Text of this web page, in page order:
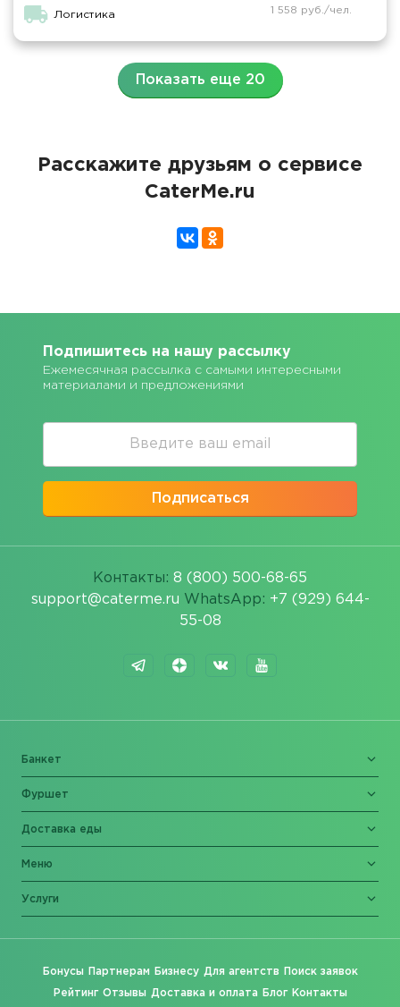
Логистика 1 558 руб./чел.
Показать еще 20
Расскажите друзьям о сервисе
CaterMe.ru
Подпишитесь на нашу рассылку
Ежемесячная рассылка с самыми интересными
материалами и предложениями
Подписаться
Контакты: 8 (800) 500-68-65
support@caterme.ru WhatsApp: +7 (929) 644-
55-08
Банкет
Фуршет
Доставка еды
Меню
Услуги
Бонусы Партнерам Бизнесу Для агентств Поиск заявок
Рейтинг Отзывы Доставка и оплата Блог Контакты